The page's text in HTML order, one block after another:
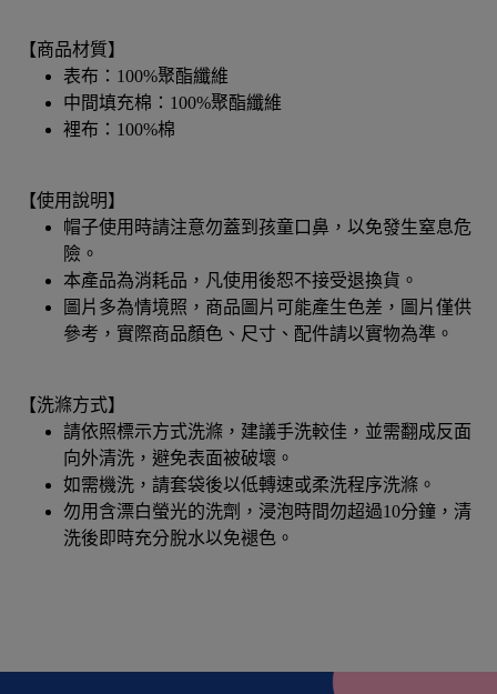
【商品材質】
表布：100%聚酯纖維
中間填充棉：100%聚酯纖維
裡布：100%棉
【使用說明】
帽子使用時請注意勿蓋到孩童口鼻，以免發生窒息危
險。
本產品為消耗品，凡使用後恕不接受退換貨。
圖片多為情境照，商品圖片可能產生色差，圖片僅供
參考，實際商品顏色、尺寸、配件請以實物為準。
【洗滌方式】
請依照標示方式洗滌，建議手洗較佳，並需翻成反面
向外清洗，避免表面被破壞。
如需機洗，請套袋後以低轉速或柔洗程序洗滌。
勿用含漂白螢光的洗劑，浸泡時間勿超過10分鐘，清
洗後即時充分脫水以免褪色。